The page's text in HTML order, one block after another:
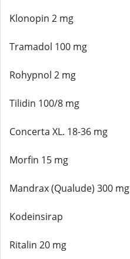
Klonopin 2 mg
Tramadol 100 mg
Rohypnol 2 mg
Tilidin 100/8 mg
Concerta XL. 18-36 mg
Morfin 15 mg
Mandrax (Qualude) 300 mg
Kodeinsirap
Ritalin 20 mg